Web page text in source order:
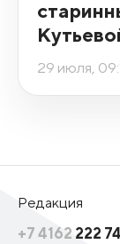
29 июля,
Редакция
+7 4162 222